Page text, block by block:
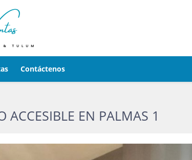
Contáctenos
ACCESIBLE EN PALMAS 1